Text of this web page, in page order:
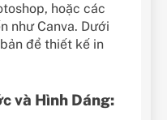
hoặc các
như Canva. Dưới
để thiết kế in
và Hình Dáng: